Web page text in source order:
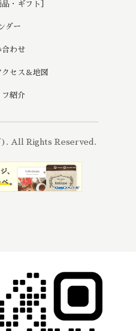
・ギフト］
ダー
合わせ
セス＆地図
フ紹介
) . All Rights Reserved.